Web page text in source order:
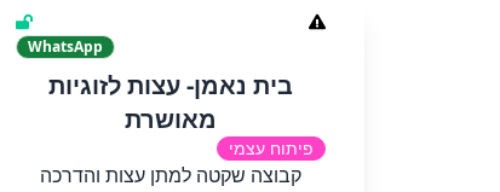
WhatsApp
בית נאמן- עצות לזוגיות
מאושרת
פיתוח עצמי
קבוצה שקטה למתן עצות והדרכה